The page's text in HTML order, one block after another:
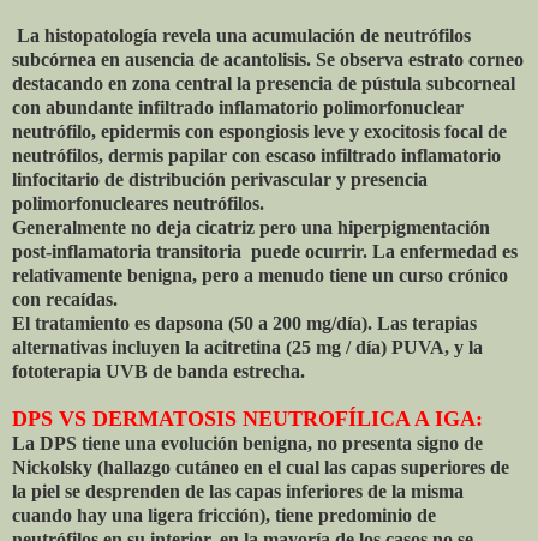
La histopatología revela una acumulación de neutrófilos
subcórnea en ausencia de acantolisis. Se observa estrato corneo
destacando en zona central la presencia de pústula subcorneal
con abundante infiltrado inflamatorio polimorfonuclear
neutrófilo, epidermis con espongiosis leve y exocitosis focal de
neutrófilos, dermis papilar con escaso infiltrado inflamatorio
linfocitario de distribución perivascular y presencia
polimorfonucleares neutrófilos.
Generalmente no deja cicatriz pero una hiperpigmentación
post-inflamatoria transitoria puede ocurrir. La enfermedad es
relativamente benigna, pero a menudo tiene un curso crónico
con recaídas.
El tratamiento es dapsona (50 a 200 mg/día). Las terapias
alternativas incluyen la acitretina (25 mg / día) PUVA, y la
fototerapia UVB de banda estrecha.
DPS VS DERMATOSIS NEUTROFÍLICA A IGA:
La DPS tiene una evolución benigna, no presenta signo de
Nickolsky (hallazgo cutáneo en el cual las capas superiores de
la piel se desprenden de las capas inferiores de la misma
cuando hay una ligera fricción), tiene predominio de